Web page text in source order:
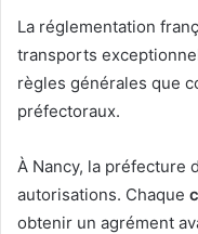
La réglementation
transports
règles générales que
préfectoraux.
À Nancy, la préfecture
autorisations. Chaque
obtenir un agrément